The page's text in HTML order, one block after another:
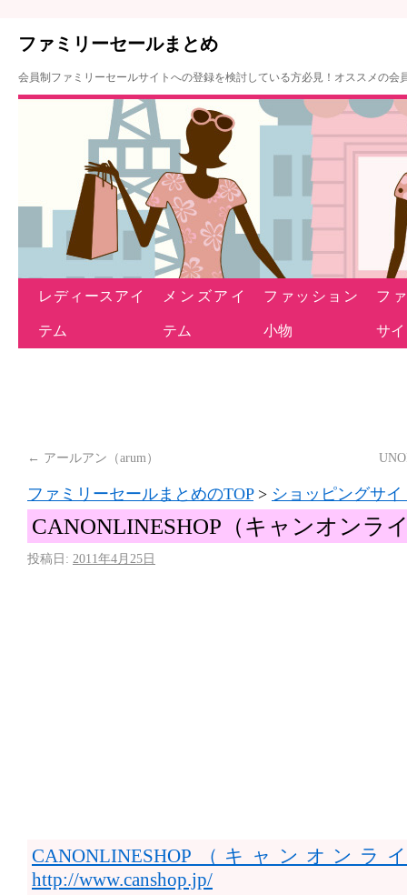
ファミリーセールまとめ
会員制ファミリーセールサイトへの登録を検討している方必見！オススメの
レディースアイ
テム
メンズアイ
テム
ファッション
小物
フ
サ
← アールアン（arum）
ファミリーセールまとめのTOP> ショッピングサイ
CANONLINESHOP（キャンオンラ
投稿日: 2011年4月25日
CANONLINESHOP（キャンオン
http://www.canshop.jp/